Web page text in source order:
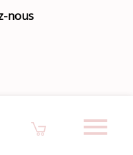
nous
menu